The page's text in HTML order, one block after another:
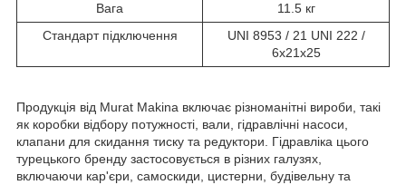
Вага
11.5 кг
Стандарт підключення
UNI 8953 / 21 UNI 222 /
6x21x25
Продукція від Murat Makina включає різноманітні вироби, такі
як коробки відбору потужності, вали, гідравлічні насоси,
клапани для скидання тиску та редуктори. Гідравліка цього
турецького бренду застосовується в різних галузях,
включаючи кар'єри, самоскиди, цистерни, будівельну та